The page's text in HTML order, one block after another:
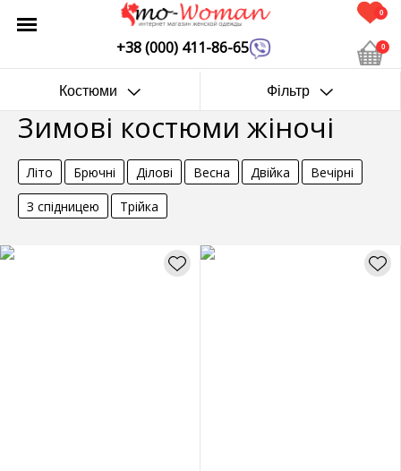
+38 (000) 411-86-65
0
0
Костюми Фільтр
Зимові костюми жіночі
Літо Брючні Ділові Весна Двійка
Вечірні
З спідницею
Трійка